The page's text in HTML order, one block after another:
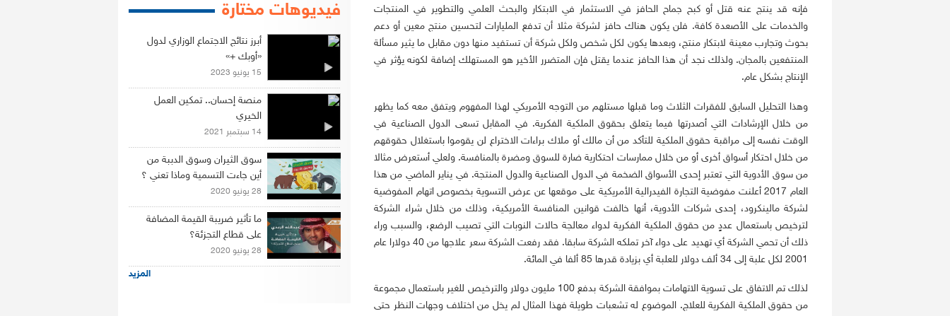
فإنه قد ينتج عنه قتل أو كبح جماح الحافز في الاستثمار في الابتكار والبحث العلمي والتطوير في المنتجات
والخدمات على الأصعدة كافة. فلن يكون هناك حافز لشركة مثلا أن تدفع المليارات لتحسين منتج معين أو دعم
بحوث وتجارب معينة لابتكار منتج، وبعدها يكون لكل شخص ولكل شركة أن تستفيد منها دون مقابل ما يثير مسألة
المنتفعين بالمجان. ولذلك نجد أن هذا الحافز عندما يقتل فإن المتضرر الأخير هو المستهلك إضافة لكونه يؤثر في
الإنتاج بشكل عام.
وهذا التحليل السابق للفقرات الثلاث وما قبلها مستلهم من التوجه الأمريكي لهذا المفهوم ويتفق معه كما يظهر
من خلال الإرشادات التي أصدرتها فيما يتعلق بحقوق الملكية الفكرية. في المقابل تسعى الدول الصناعية في
الوقت نفسه إلى مراقبة حقوق الملكية للتأكد من أن مالك أو ملاك براءات الاختراع لن يقوموا باستغلال حقوقهم
من خلال احتكار أسواق أخرى أو من خلال ممارسات احتكارية ضارة للسوق ومضرة بالمنافسة. ولعلي أستعرض مثالا
من سوق الأدوية التي تعتبر إحدى الأسواق الضخمة في الدول الصناعية والدول المنتجة. في يناير الماضي من هذا
العام 2017 أعلنت مفوضية التجارة الفيدرالية الأمريكية على موقعها عن عرض التسوية بخصوص اتهام المفوضية
لشركة مالينكرود، إحدى شركات الأدوية، أنها خالفت قوانين المنافسة الأمريكية، وذلك من خلال شراء الشركة
لترخيص باستعمال عددٍ من حقوق الملكية الفكرية لدواء معالجة حالات النوبات التي تصيب الرضع، والسبب وراء
ذلك أن تحمي الشركة أي تهديد على دواء آخر تملكه الشركة سابقا. فقد رفعت الشركة سعر علاجها من 40 دولارا عام
2001 لكل علبة إلى 34 ألف دولار للعلبة أي بزيادة قدرها 85 ألفا في المائة.
لذلك تم الاتفاق على تسوية الاتهامات بموافقة الشركة بدفع 100 مليون دولار والترخيص للغير باستعمال مجموعة
من حقوق الملكية الفكرية للعلاج. الموضوع له تشعبات طويلة فهذا المثال لم يخل من اختلاف وجهات النظر حتى
فيديوهات مختارة
أبرز نتائج الاجتماع الوزاري لدول
«أوبك +»
15 يونيو 2023
منصة إحسان.. تمكين العمل
الخيري
14 سبتمبر 2021
سوق الثيران وسوق الدببة من
أين جاءت التسمية وماذا تعني ؟
28 يونيو 2020
ما تأثير ضريبة القيمة المضافة
على قطاع التجزئة؟
28 يونيو 2020
المزيد